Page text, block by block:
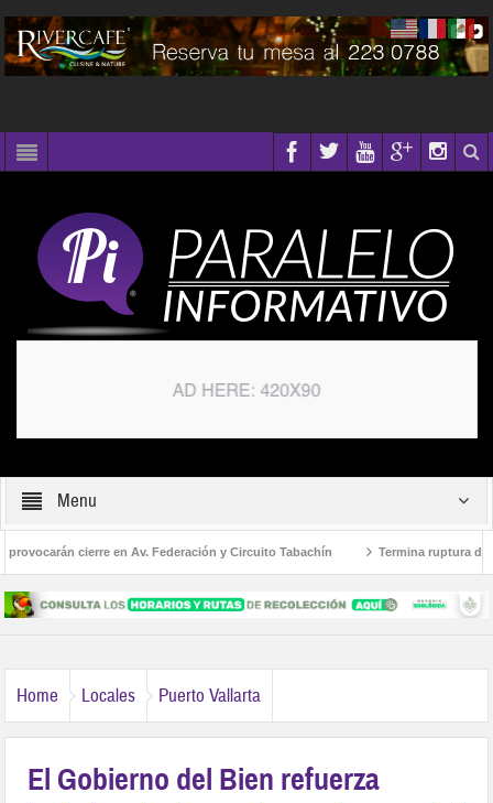
Menu
cierre en Av. Federación y Circuito Tabachín Termina ruptura
robo a Karely Ruiz
Home Locales Puerto Vallarta
El Gobierno del Bien refuerza